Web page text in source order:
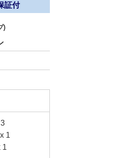
証付
)
1
1